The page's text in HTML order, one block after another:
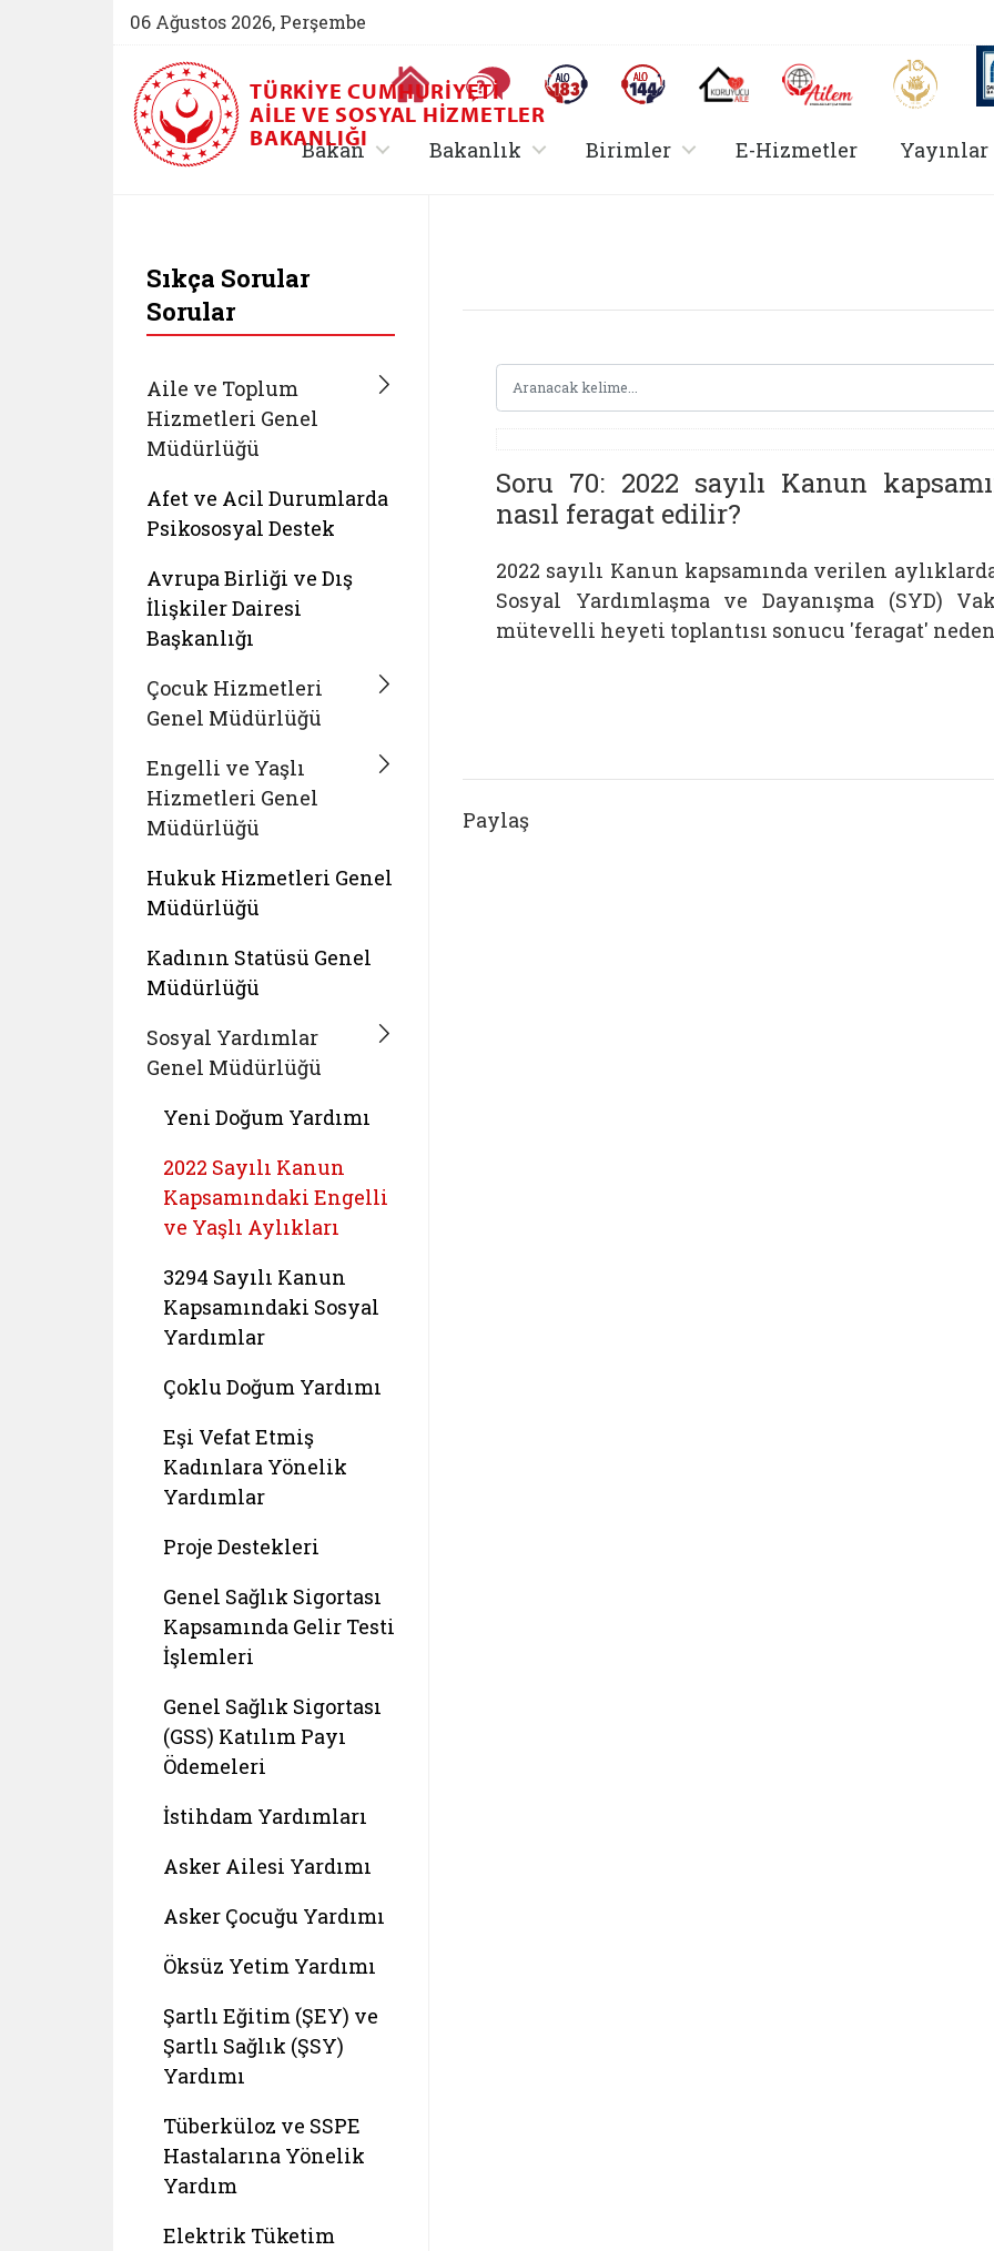
06 Ağustos 2026, Perşembe
Ana Sayfa Sıkça Sorulan SorularAlo 183 (yeni sekmede açılır)Alo 144 (yeni sekmede açılır)Koruyucu Aile (yeni sekmede açılır)
AİLEM İletişim Aile ve
TÜRKIYE CUMHURIYETI
AILE VE SOSYAL HIZMETLER
BAKANLIĞI
Bakan, alt menü içerir
Bakanlık , alt menü içerir
Birimler, alt menü içerir
E-Hizmetler Yayınlar
Sıkça Sorular
Sorular
Aile ve Toplum
Hizmetleri Genel
Müdürlüğü
Afet ve Acil Durumlarda
Psikososyal Destek
Avrupa Birliği ve Dış
İlişkiler Dairesi
Başkanlığı
Çocuk Hizmetleri
Genel Müdürlüğü
Engelli ve Yaşlı
Hizmetleri Genel
Müdürlüğü
Hukuk Hizmetleri Genel
Müdürlüğü
Kadının Statüsü Genel
Müdürlüğü
Sosyal Yardımlar
Genel Müdürlüğü
Yeni Doğum Yardımı
2022 Sayılı Kanun
Kapsamındaki Engelli
ve Yaşlı Aylıkları
3294 Sayılı Kanun
Kapsamındaki Sosyal
Yardımlar
Çoklu Doğum Yardımı
Eşi Vefat Etmiş
Kadınlara Yönelik
Yardımlar
Proje Destekleri
Genel Sağlık Sigortası
Kapsamında Gelir Testi
İşlemleri
Genel Sağlık Sigortası
(GSS) Katılım Payı
Ödemeleri
İstihdam Yardımları
Asker Ailesi Yardımı
Asker Çocuğu Yardımı
Öksüz Yetim Yardımı
Şartlı Eğitim (ŞEY) ve
Şartlı Sağlık (ŞSY)
Yardımı
Tüberküloz ve SSPE
Hastalarına Yönelik
Yardım
Elektrik Tüketim
Soru 70: 2022 sayılı Kanun
nasıl feragat edilir?
2022 sayılı Kanun kapsamında verilen
Sosyal Yardımlaşma ve Dayanışma (SYD)
mütevelli heyeti toplantısı sonucu 'feragat'
Paylaş